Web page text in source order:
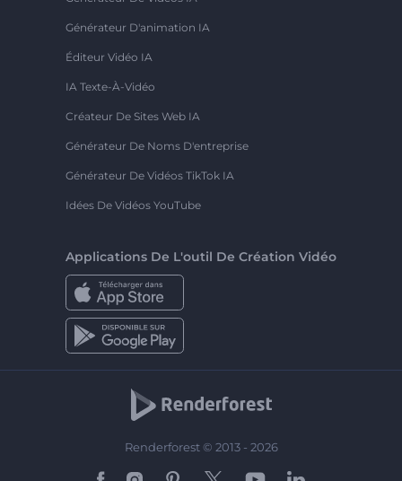
Générateur D'animation IA
Éditeur Vidéo IA
IA Texte-À-Vidéo
Créateur De Sites Web IA
Générateur De Noms D'entreprise
Générateur De Vidéos TikTok IA
Idées De Vidéos YouTube
Applications De L'outil De Création Vidéo
Renderforest © 2013 - 2026